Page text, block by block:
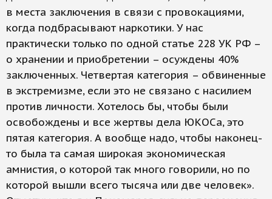
в места заключения в связи с провокациями,
когда подбрасывают наркотики. У нас
практически только по одной статье 228 УК РФ –
о хранении и приобретении – осуждены 40%
заключенных. Четвертая категория – обвиненные
в экстремизме, если это не связано с насилием
против личности. Хотелось бы, чтобы были
освобождены и все жертвы дела ЮКОСа, это
пятая категория. А вообще надо, чтобы наконец-
то была та самая широкая экономическая
амнистия, о которой так много говорили, но по
которой вышли всего тысяча или две человек».